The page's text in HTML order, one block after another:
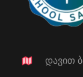
დავით